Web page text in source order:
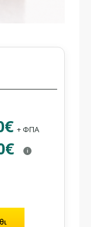
+ ΦΠΑ
i